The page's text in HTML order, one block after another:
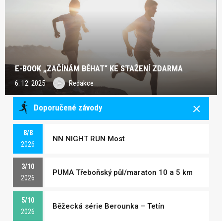
E-BOOK „ZAČÍNÁM BĚHAT“ KE STAŽENÍ ZDARMA
6. 12. 2025 Redakce
Doporučené závody
8/8
2026
NN NIGHT RUN Most
3/10
2026
PUMA Třeboňský půl/maraton 10 a 5 km
5/10
2026
Běžecká série Berounka – Tetín